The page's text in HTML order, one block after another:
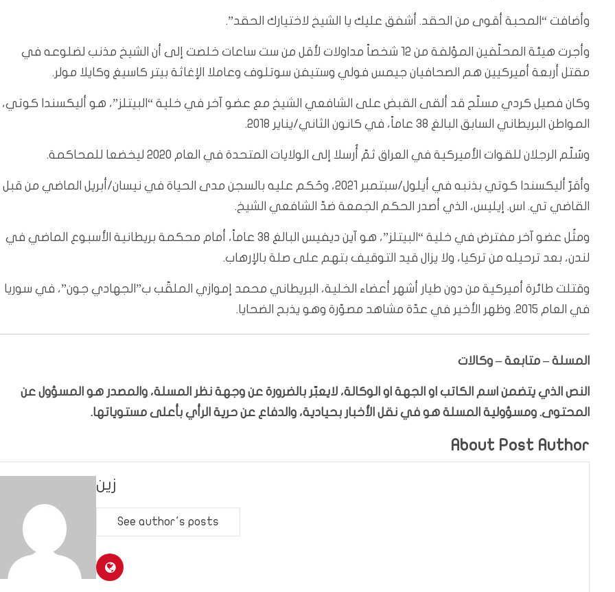
وأضافت “المحبة أقوى من الحقد. أشفق عليك يا الشيخ لاختيارك الحقد”.
وأجرت هيئة المحلّفين المؤلفة من 12 شخصاً مداولات لأقل من ست ساعات خلصت إلى أن الشيخ مذنب لضلوعه في
مقتل أربعة أميركيين هم الصحافيان جيمس فولي وستيفن سوتلوف وعاملا الإغاثة بيتر كاسيغ وكايلا مولر.
وكان فصيل كردي مسلّح قد ألقى القبض على الشافعي الشيخ مع عضو آخر في خلية “البيتلز”، هو أليكسندا كوتي،
المواطن البريطاني السابق البالغ 38 عاماً، في كانون الثاني/يناير 2018.
وسُلّم الرجلان للقوات الأميركية في العراق ثمّ أُرسلا إلى الولايات المتحدة في العام 2020 ليخضعا للمحاكمة.
وأقرّ أليكسندا كوتي بذنبه في أيلول/سبتمبر 2021، وحُكم عليه بالسجن مدى الحياة في نيسان/أبريل الماضي من قبل
القاضي تي. اس. إيليس، الذي أصدر الحكم الجمعة ضدّ الشافعي الشيخ.
ومثُل عضو آخر مفترض في خلية “البيتلز”، هو آين ديفيس البالغ 38 عاماً، أمام محكمة بريطانية الأسبوع الماضي في
لندن، بعد ترحيله من تركيا، ولا يزال قيد التوقيف بتهم على صلة بالإرهاب.
وقتلت طائرة أميركية من دون طيار أشهر أعضاء الخلية، البريطاني محمد إموازي الملقّب ب”الجهادي جون”، في سوريا
في العام 2015. وظهر الأخير في عدّة مشاهد مصوّرة وهو يذبح الضحايا.
المسلة – متابعة – وكالات
النص الذي يتضمن اسم الكاتب او الجهة او الوكالة، لايعبّر بالضرورة عن وجهة نظر المسلة، والمصدر هو المسؤول عن
المحتوى. ومسؤولية المسلة هو في نقل الأخبار بحيادية، والدفاع عن حرية الرأي بأعلى مستوياتها.
About Post Author
زين
See author's posts